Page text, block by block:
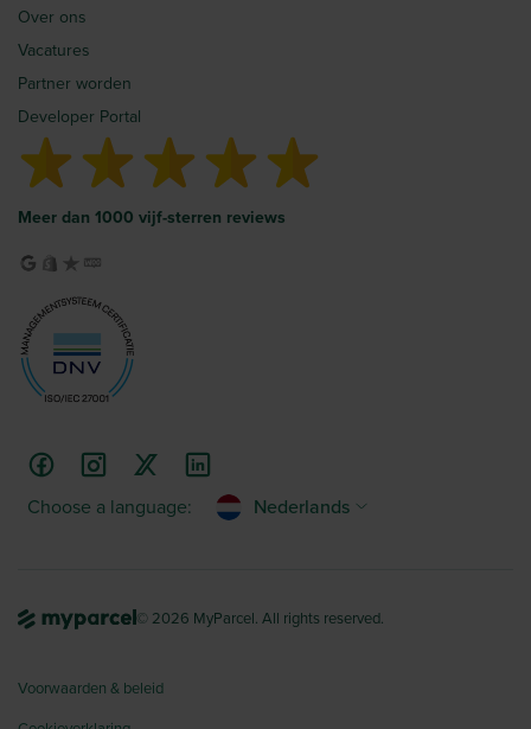
Over ons
Vacatures
Partner worden
Developer Portal
Meer dan 1000 vijf-sterren reviews
Choose a language: Nederlands
© 2026 MyParcel. All rights reserved.
Voorwaarden & beleid